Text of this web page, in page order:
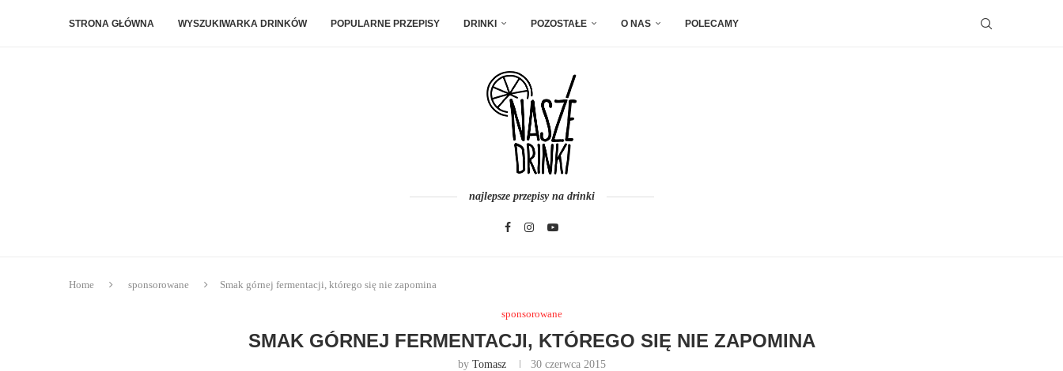
STRONA GŁÓWNA WYSZUKIWARKA DRINKÓW POPULARNE PRZEPISY DRINKI POZOSTAŁE O NAS POLECAMY
najlepsze przepisy na drinki
Home sponsorowane Smak górnej fermentacji, którego się nie zapomina
sponsorowane
SMAK GÓRNEJ FERMENTACJI, KTÓREGO SIĘ NIE ZAPOMINA
by Tomasz 30 czerwca 2015